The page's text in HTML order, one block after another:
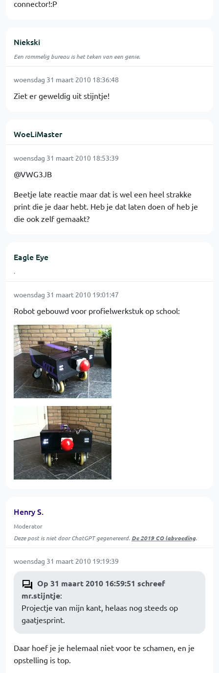
connector!:P
Niekski
Een rommelig bureau is het teken van een genie.
woensdag 31 maart 2010 18:36:48
Ziet er geweldig uit stijntje!
WoeLiMaster
woensdag 31 maart 2010 18:53:39
@VWG3JB
Beetje late reactie maar dat is wel een heel strakke
print die je daar hebt. Heb je dat laten doen of heb je
die ook zelf gemaakt?
Eagle Eye
.
woensdag 31 maart 2010 19:01:47
Robot gebouwd voor profielwerkstuk op school:
Henry S.
Moderator
Deze post is niet door ChatGPT gegenereerd. De 2019 CO labvoeding.
woensdag 31 maart 2010 19:19:39
Op 31 maart 2010 16:59:51 schreef
mr.stijntje:
Projectje van mijn kant, helaas nog steeds op
gaatjesprint.
Daar hoef je je helemaal niet voor te schamen, en je
opstelling is top.